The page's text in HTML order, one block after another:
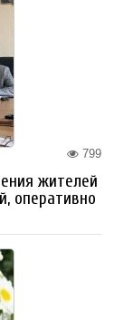
799
жителей
оперативно